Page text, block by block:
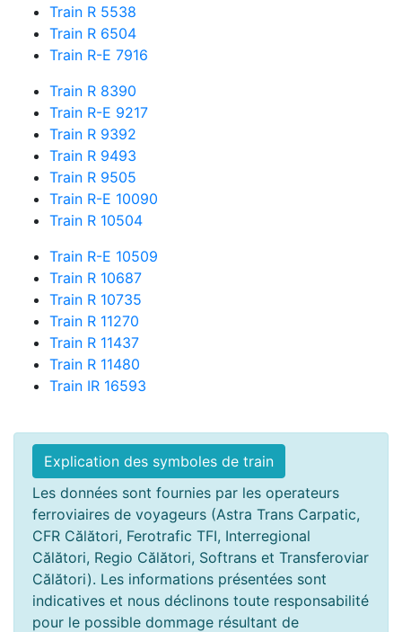
Train R 5538
Train R 6504
Train R-E 7916
Train R 8390
Train R-E 9217
Train R 9392
Train R 9493
Train R 9505
Train R-E 10090
Train R 10504
Train R-E 10509
Train R 10687
Train R 10735
Train R 11270
Train R 11437
Train R 11480
Train IR 16593
Explication des symboles de train
Les données sont fournies par les operateurs
ferroviaires de voyageurs (Astra Trans Carpatic,
CFR Călători, Ferotrafic TFI, Interregional
Călători, Regio Călători, Softrans et Transferoviar
Călători). Les informations présentées sont
indicatives et nous déclinons toute responsabilité
pour le possible dommage résultant de